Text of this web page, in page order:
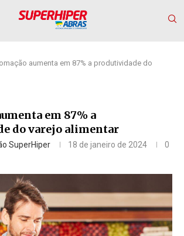
aumenta em 87% a produtividade do
em 87% a
do varejo alimentar
SuperHiper 18 de janeiro de 2024
0